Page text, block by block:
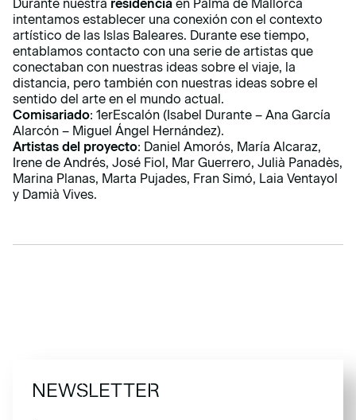
Durante nuestra residencia en Palma de Mallorca
intentamos establecer una conexión con el contexto
artístico de las Islas Baleares. Durante ese tiempo,
entablamos contacto con una serie de artistas que
conectaban con nuestras ideas sobre el viaje, la
distancia, pero también con nuestras ideas sobre el
sentido del arte en el mundo actual.
Comisariado: 1erEscalón (Isabel Durante – Ana García
Alarcón – Miguel Ángel Hernández).
Artistas del proyecto: Daniel Amorós, María Alcaraz,
Irene de Andrés, José Fiol, Mar Guerrero, Julià Panadès,
Marina Planas, Marta Pujades, Fran Simó, Laia Ventayol
y Damià Vives.
NEWSLETTER